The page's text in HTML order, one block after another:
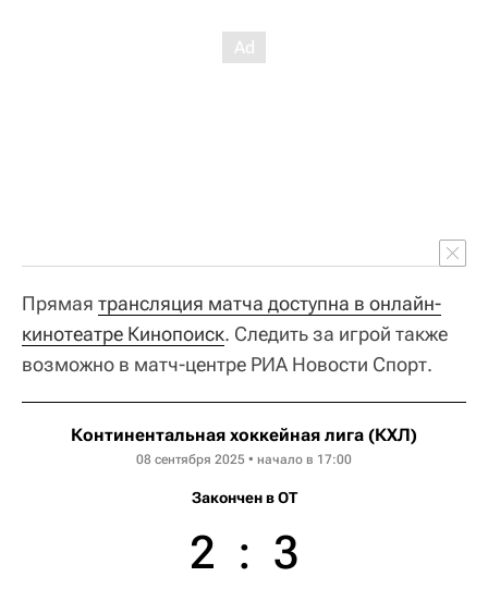
Прямая трансляция матча доступна в онлайн-
кинотеатре Кинопоиск. Следить за игрой также
возможно в матч-центре РИА Новости Спорт.
Континентальная хоккейная лига (КХЛ)
08 сентября 2025 • начало в 17:00
Закончен в OT
2 : 3